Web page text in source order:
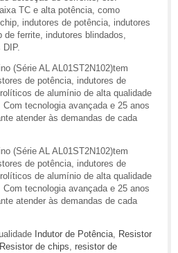
TC e alta potência, como
indutores de potência, indutores
ferrite, indutores blindados,
DIP.
(Série AL AL01ST2N102)tem
de potência, indutores de
de alumínio de alta qualidade
tecnologia avançada e 25 anos
atender às demandas de cada
(Série AL AL01ST2N102)tem
de potência, indutores de
de alumínio de alta qualidade
tecnologia avançada e 25 anos
atender às demandas de cada
Indutor de Potência, Resistor
Resistor de chips, resistor de